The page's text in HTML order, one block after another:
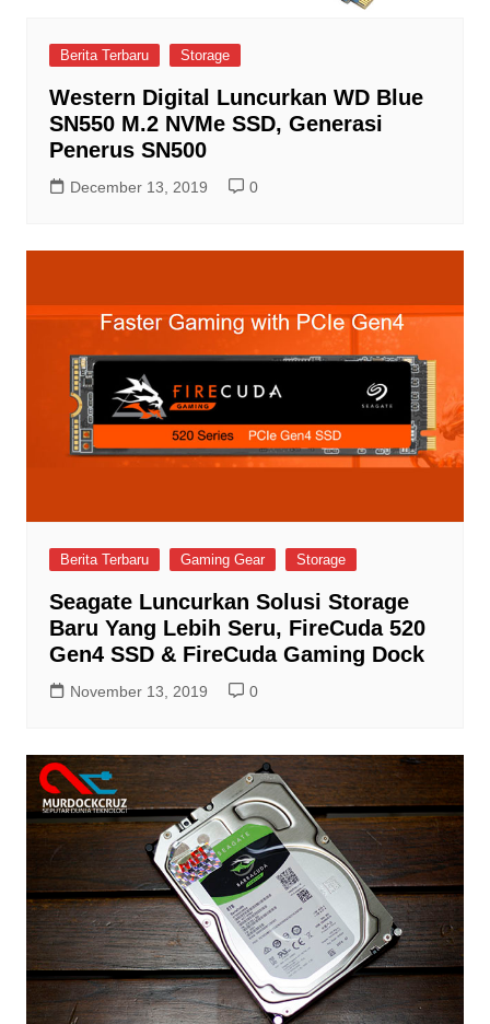
Berita Terbaru Storage
Western Digital Luncurkan WD Blue
SN550 M.2 NVMe SSD, Generasi
Penerus SN500
December 13, 2019 0
Berita Terbaru Gaming Gear Storage
Seagate Luncurkan Solusi Storage
Baru Yang Lebih Seru, FireCuda 520
Gen4 SSD & FireCuda Gaming Dock
November 13, 2019 0